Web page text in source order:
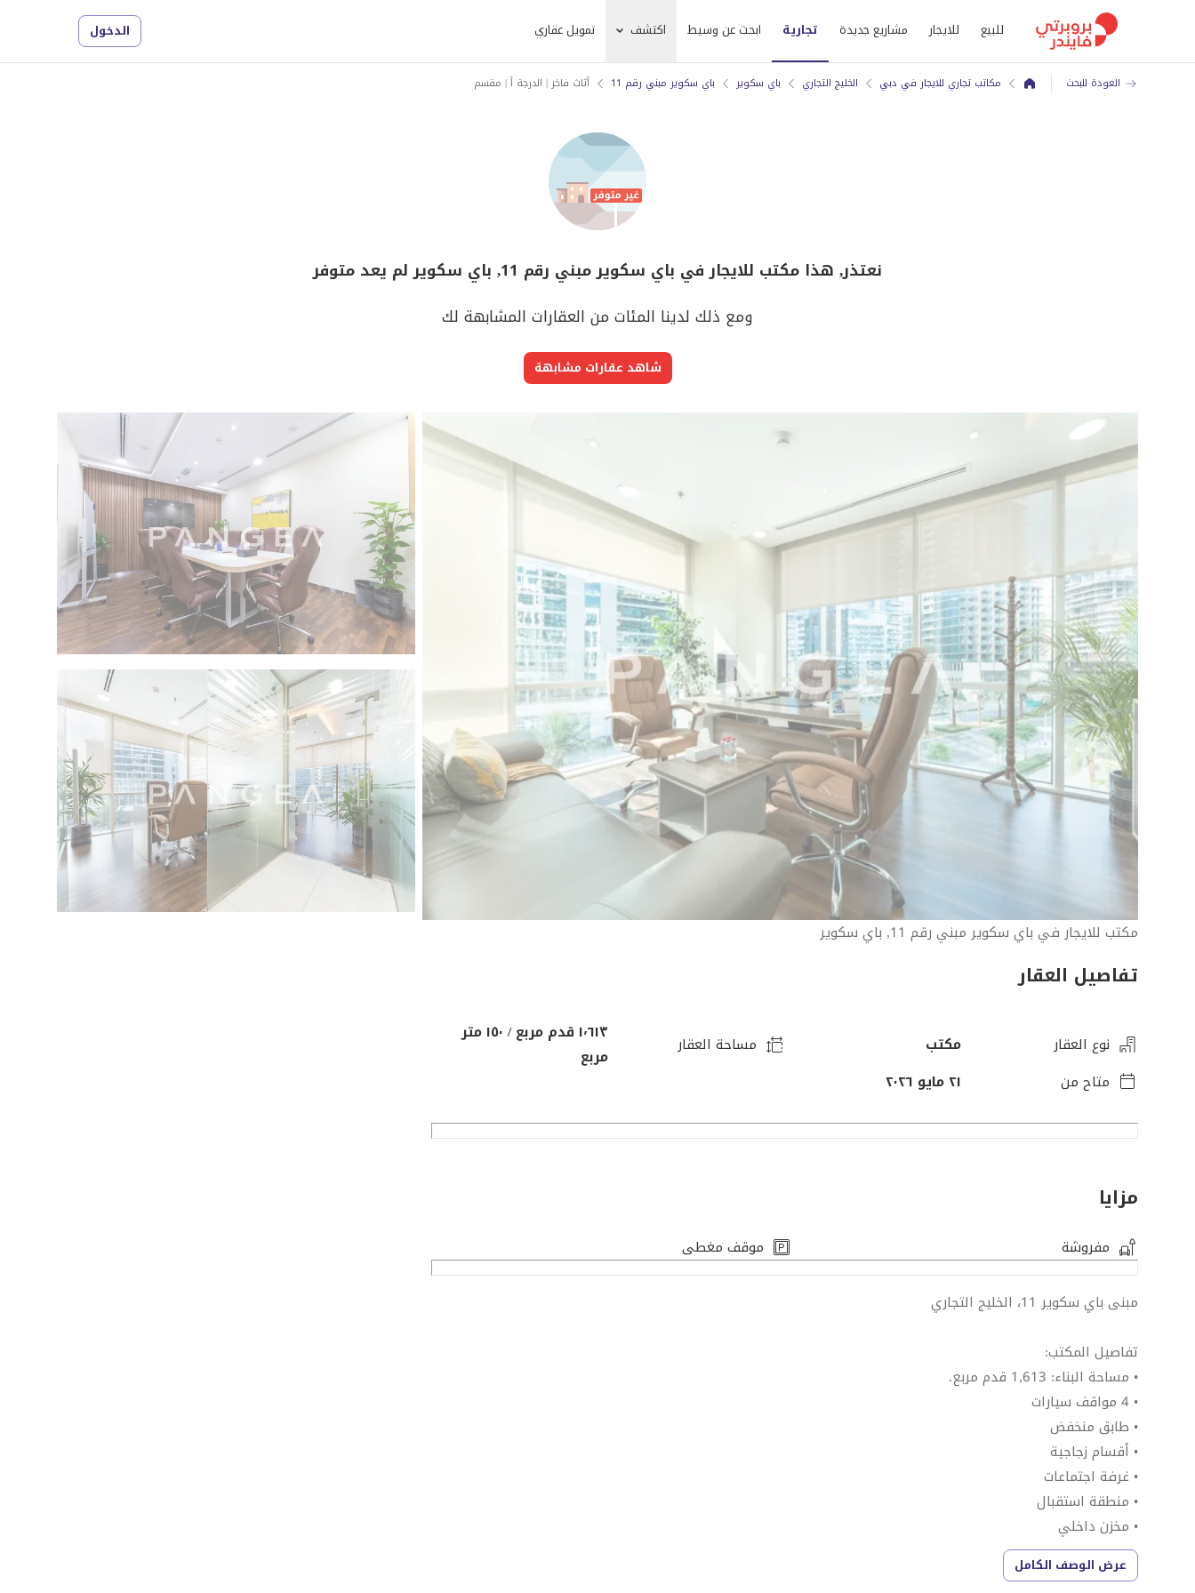
للبيع للايجار مشاريع جديدة تجارية ابحث عن وسيط اكتشف تمويل عقاري الدخول
العودة للبحث مكاتب تجاري للايجار في دبي الخليج التجاري باي سكوير باي سكوير مبني رقم 11 أثاث فاخر | الدرجة أ | مقسم
نعتذر, هذا مكتب للايجار في باي سكوير مبني رقم 11, باي سكوير لم يعد متوفر
ومع ذلك لدينا المئات من العقارات المشابهة لك
شاهد عقارات مشابهة
مكتب للايجار في باي سكوير مبني رقم 11, باي سكوير
تفاصيل العقار
نوع العقار مكتب مساحة العقار
١٬٦١٣ قدم مربع / ١٥٠ متر
مربع
متاح من
٢١ مايو ٢٠٢٦
مزايا
مفروشة موقف مغطى
مبنى باي سكوير 11، الخليج التجاري
تفاصيل المكتب:
• مساحة البناء: 1,613 قدم مربع.
• 4 مواقف سيارات
• طابق منخفض
• أقسام زجاجية
• غرفة اجتماعات
• منطقة استقبال
• مخزن داخلي
• مجهز بالكامل
• إطلالة على وسط المدينة
عرض الوصف الكامل